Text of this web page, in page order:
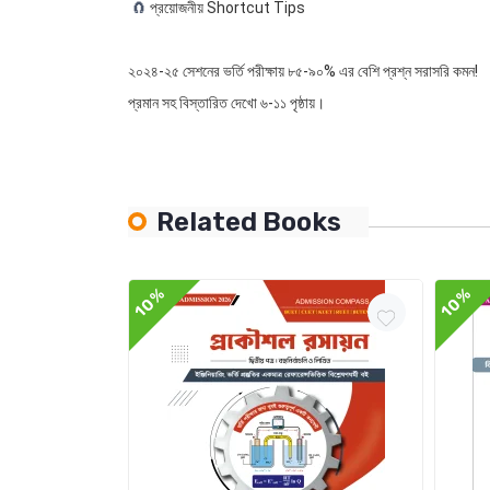
🧲 প্রয়োজনীয় Shortcut Tips
২০২৪-২৫ সেশনের ভর্তি পরীক্ষায় ৮৫-৯০% এর বেশি প্রশ্ন সরাসরি কমন!
প্রমান সহ বিস্তারিত দেখো ৬-১১ পৃষ্ঠায়।
Related Books
10% 10%